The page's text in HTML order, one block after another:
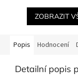
ZOBRAZIT
Popis Hodnocení
Detailní popis